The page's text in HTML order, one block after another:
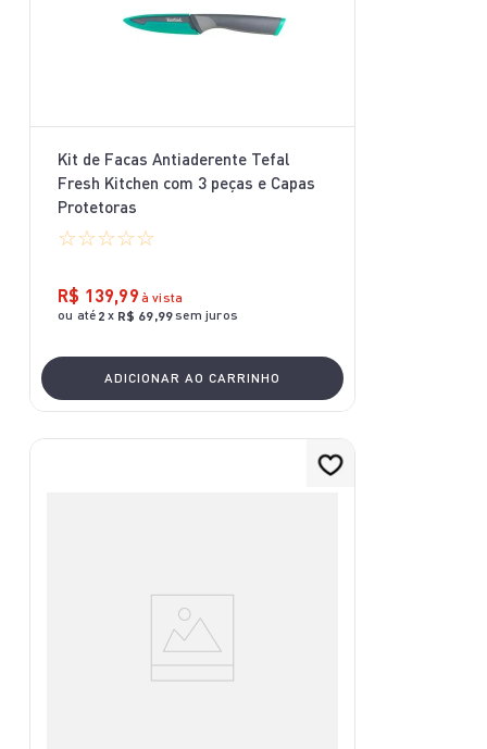
Kit de Facas Antiaderente Tefal
Fresh Kitchen com 3 peças e Capas
Protetoras
☆☆☆☆☆
R$ 139,99 à vista
ou até 2 x R$ 69,99sem juros
ADICIONAR AO CARRINHO